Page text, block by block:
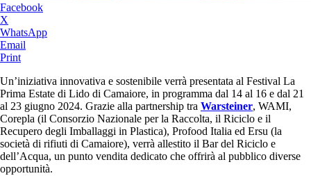
Facebook
X
WhatsApp
Email
Print
Un’iniziativa innovativa e sostenibile verrà presentata al Festival La
Prima Estate di Lido di Camaiore, in programma dal 14 al 16 e dal 21
al 23 giugno 2024. Grazie alla partnership tra Warsteiner, WAMI,
Corepla (il Consorzio Nazionale per la Raccolta, il Riciclo e il
Recupero degli Imballaggi in Plastica), Profood Italia ed Ersu (la
società di rifiuti di Camaiore), verrà allestito il Bar del Riciclo e
dell’Acqua, un punto vendita dedicato che offrirà al pubblico diverse
opportunità.